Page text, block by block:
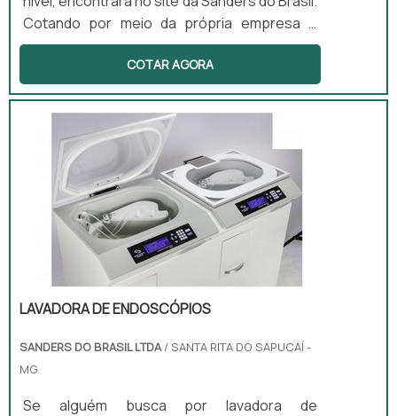
Cotando por meio da própria empresa e
descobrindo a melhor referência em
qualidade.Quando o interesse é por
desinfecção de alto nível, na Sanders do
Brasil irá encontrar excelente custo-
benefício com produtos desenvolvidos para
servir mais e melhor.ALGUNS DETALHES
SOBRE DESINFECÇÃO DE ALTO NÍVELHá
muitas maneiras eficientes de demonstrar
competência ...
COTAR AGORA
LAVADORA DE ENDOSCÓPIOS
SANDERS DO BRASIL LTDA/ SANTA RITA DO SAPUCAÍ -
MG
Se alguém busca por lavadora de